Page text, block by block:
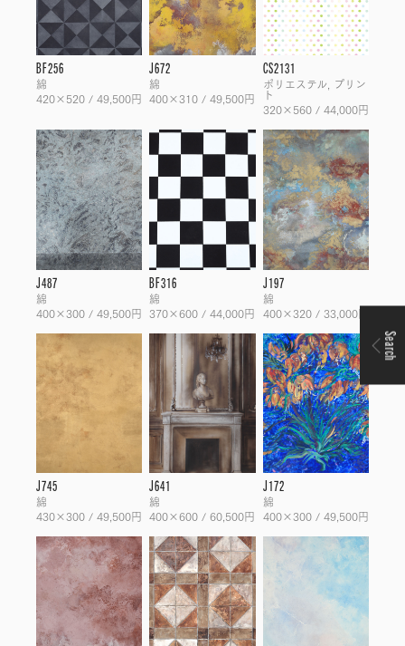
BF256
綿
420×520 / 49,500円
J672
綿
400×310 / 49,500円
CS2131
ポリエステル, プリン
ト
320×560 / 44,000円
J487
綿
400×300 / 49,500円
BF316
綿
370×600 / 44,000円
J197
綿
400×320 / 33,000円
J745
綿
430×300 / 49,500円
J641
綿
400×600 / 60,500円
J172
綿
400×300 / 49,500円
Search